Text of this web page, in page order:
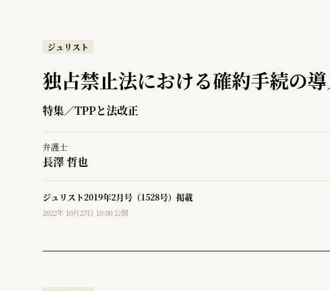
ジュリスト
独占禁止法における確約手続の
特集／TPPと法改正
弁護士
長澤 哲也
ジュリスト2019年2月号（1528号）掲載
2022年 10月27日 10:00 公開